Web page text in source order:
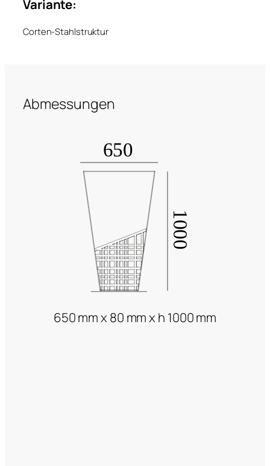
Variante:
Corten-Stahlstruktur
Abmessungen
650 mm x 80 mm x h 1000 mm